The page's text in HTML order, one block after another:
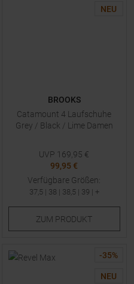
NEU
BROOKS
Catamount 4 Laufschuhe
Grey / Black / Lime Damen
UVP 169,95 €
99,95 €
Verfügbare Größen:
37,5 | 38 | 38,5 | 39 | +
ZUM PRODUKT
-35%
NEU